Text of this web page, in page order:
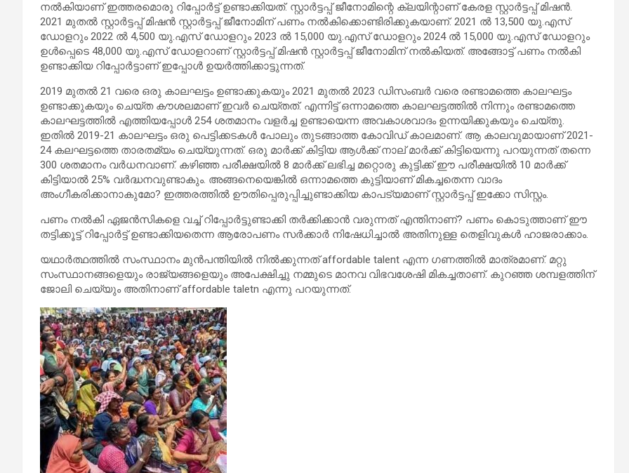
നല്‍കിയാണ് ഇത്തരമൊരു റിപ്പോര്‍ട്ട് ഉണ്ടാക്കിയത്. സ്റ്റാര്‍ട്ടപ്പ് ജീനോമിന്റെ ക്ലയിന്റാണ് കേരള സ്റ്റാര്‍ട്ടപ്പ് മിഷന്‍.
2021 മുതല്‍ സ്റ്റാര്‍ട്ടപ്പ് മിഷന്‍ സ്റ്റാര്‍ട്ടപ്പ് ജീനോമിന് പണം നല്‍കിക്കൊണ്ടിരിക്കുകയാണ്. 2021 ല്‍ 13,500 യു.എസ്
ഡോളറും 2022 ല്‍ 4,500 യു.എസ് ഡോളറും 2023 ല്‍ 15,000 യു.എസ് ഡോളറും 2024 ല്‍ 15,000 യു.എസ് ഡോളറും
ഉള്‍പ്പെടെ 48,000 യു.എസ് ഡോളറാണ് സ്റ്റാര്‍ട്ടപ്പ് മിഷന്‍ സ്റ്റാര്‍ട്ടപ്പ് ജീനോമിന് നല്‍കിയത്. അങ്ങോട്ട് പണം നല്‍കി
ഉണ്ടാക്കിയ റിപ്പോര്‍ട്ടാണ് ഇപ്പോള്‍ ഉയര്‍ത്തിക്കാട്ടുന്നത്.
2019 മുതല്‍ 21 വരെ ഒരു കാലഘട്ടം ഉണ്ടാക്കുകയും 2021 മുതല്‍ 2023 ഡിസംബര്‍ വരെ രണ്ടാമത്തെ കാലഘട്ടം
ഉണ്ടാക്കുകയും ചെയ്ത കൗശലമാണ് ഇവര്‍ ചെയ്തത്. എന്നിട്ട് ഒന്നാമത്തെ കാലഘട്ടത്തില്‍ നിന്നും രണ്ടാമത്തെ
കാലഘട്ടത്തില്‍ എത്തിയപ്പോള്‍ 254 ശതമാനം വളര്‍ച്ച ഉണ്ടായെന്ന അവകാശവാദം ഉന്നയിക്കുകയും ചെയ്തു.
ഇതില്‍ 2019-21 കാലഘട്ടം ഒരു പെട്ടിക്കടകള്‍ പോലും തുടങ്ങാത്ത കോവിഡ് കാലമാണ്. ആ കാലവുമായാണ് 2021-
24 കലഘട്ടത്തെ താരതമ്യം ചെയ്യുന്നത്. ഒരു മാര്‍ക്ക് കിട്ടിയ ആള്‍ക്ക് നാല് മാര്‍ക്ക് കിട്ടിയെന്നു പറയുന്നത് തന്നെ
300 ശതമാനം വര്‍ധനവാണ്. കഴിഞ്ഞ പരീക്ഷയില്‍ 8 മാര്‍ക്ക് ലഭിച്ച മറ്റൊരു കുട്ടിക്ക് ഈ പരീക്ഷയില്‍ 10 മാര്‍ക്ക്
കിട്ടിയാല്‍ 25% വര്‍ദ്ധനവുണ്ടാകും. അങ്ങനെയെങ്കില്‍ ഒന്നാമത്തെ കുട്ടിയാണ് മികച്ചതെന്ന വാദം
അംഗീകരിക്കാനാകുമോ? ഇത്തരത്തില്‍ ഊതിപ്പെരുപ്പിച്ചുണ്ടാക്കിയ കാപട്യമാണ് സ്റ്റാര്‍ട്ടപ്പ് ഇക്കോ സിസ്റ്റം.
പണം നല്‍കി ഏജന്‍സികളെ വച്ച് റിപ്പോര്‍ട്ടുണ്ടാക്കി തര്‍ക്കിക്കാന്‍ വരുന്നത് എന്തിനാണ്? പണം കൊടുത്താണ് ഈ
തട്ടിക്കൂട്ട് റിപ്പോര്‍ട്ട് ഉണ്ടാക്കിയതെന്ന ആരോപണം സര്‍ക്കാര്‍ നിഷേധിച്ചാല്‍ അതിനുള്ള തെളിവുകള്‍ ഹാജരാക്കാം.
യഥാര്‍ത്ഥത്തില്‍ സംസ്ഥാനം മുന്‍പന്തിയില്‍ നില്‍ക്കുന്നത് affordable talent എന്ന ഗണത്തില്‍ മാത്രമാണ്. മറ്റു
സംസ്ഥാനങ്ങളെയും രാജ്യങ്ങളെയും അപേക്ഷിച്ചു നമ്മുടെ മാനവ വിഭവശേഷി മികച്ചതാണ്. കുറഞ്ഞ ശമ്പളത്തിന്
ജോലി ചെയ്യും അതിനാണ് affordable taletn എന്നു പറയുന്നത്.